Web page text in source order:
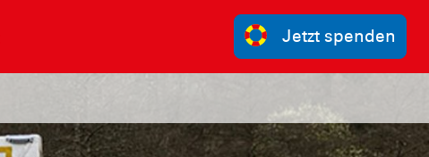
Jetzt spenden